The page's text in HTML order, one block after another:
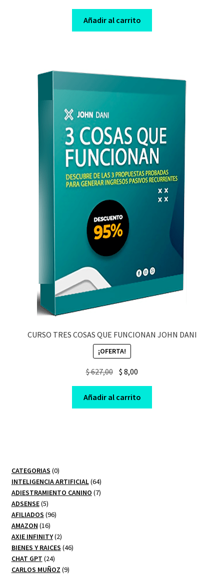
was:
$ 17,00.
is:
$ 7,00.
Añadir al carrito
CURSO TRES COSAS QUE FUNCIONAN JOHN DANI
¡OFERTA!
$627,00 Original
price
was:
$ 627,00.
$ 8,00
price
is:
$ 8,00.
Añadir al carrito
CATEGORIAS 00
productos
INTELIGENCIA ARTIFICIAL 6464
productos
ADIESTRAMIENTO CANINO 77
ADSENSE 55
productos
AFILIADOS 9696
AMAZON 1616
productos
AXIE INFINITY 22
productos
BIENES Y RAICES 4646
CHAT GPT 2424
productos
CARLOS MUÑOZ 99